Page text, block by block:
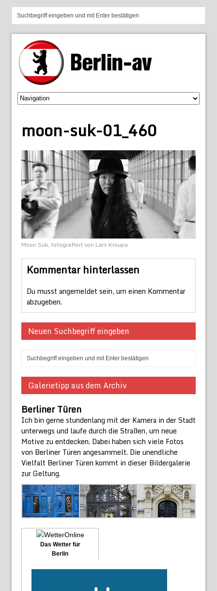
moon-suk-01_460
Moon Suk, fotografiert von Lars Kroupa
Kommentar hinterlassen
Du musst angemeldet sein, um einen Kommentar
abzugeben.
Neuen Suchbegriff eingeben
Galerietipp aus dem Archiv
Berliner Türen
Ich bin gerne stundenlang mit der Kamera in der Stadt
unterwegs und laufe durch die Straßen, um neue
Motive zu entdecken. Dabei haben sich viele Fotos
von Berliner Türen angesammelt. Die unendliche
Vielfalt Berliner Türen kommt in dieser Bildergalerie
zur Geltung.
Das Wetter für
Berlin